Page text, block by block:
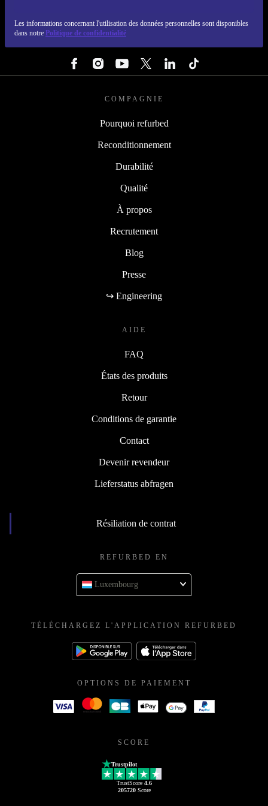
Les informations concernant l'utilisation des données personnelles sont disponibles
dans notre Politique de confidentialité
COMPAGNIE
Pourquoi refurbed
Reconditionnement
Durabilité
Qualité
À propos
Recrutement
Blog
Presse
↪ Engineering
AIDE
FAQ
États des produits
Retour
Conditions de garantie
Contact
Devenir revendeur
Lieferstatus abfragen
Résiliation de contrat
REFURBED EN
Luxembourg
TÉLÉCHARGEZ L'APPLICATION REFURBED
OPTIONS DE PAIEMENT
SCORE
Trustpilot
TrustScore 4.6
205720Score